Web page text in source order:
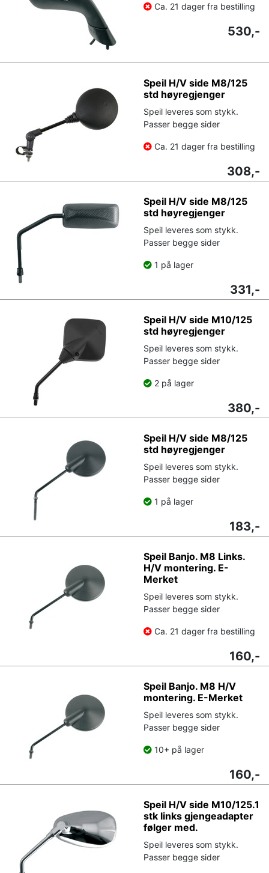
Ca. 21 dager fra bestilling
530,-
Speil H/V side M8/125
std høyregjenger
Speil leveres som stykk.
Passer begge sider
Ca. 21 dager fra bestilling
308,-
Speil H/V side M8/125
std høyregjenger
Speil leveres som stykk.
Passer begge sider
1 på lager
331,-
Speil H/V side M10/125
std høyregjenger
Speil leveres som stykk.
Passer begge sider
2 på lager
380,-
Speil H/V side M8/125
std høyregjenger
Speil leveres som stykk.
Passer begge sider
1 på lager
183,-
Speil Banjo. M8 Links.
H/V montering. E-
Merket
Speil leveres som stykk.
Passer begge sider
Ca. 21 dager fra bestilling
160,-
Speil Banjo. M8 H/V
montering. E-Merket
Speil leveres som stykk.
Passer begge sider
10+ på lager
160,-
Speil H/V side M10/125.1
stk links gjengeadapter
følger med.
Speil leveres som stykk.
Passer begge sider